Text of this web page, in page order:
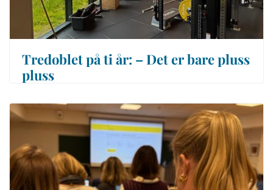
Tredoblet på ti år: – Det er bare pluss
pluss